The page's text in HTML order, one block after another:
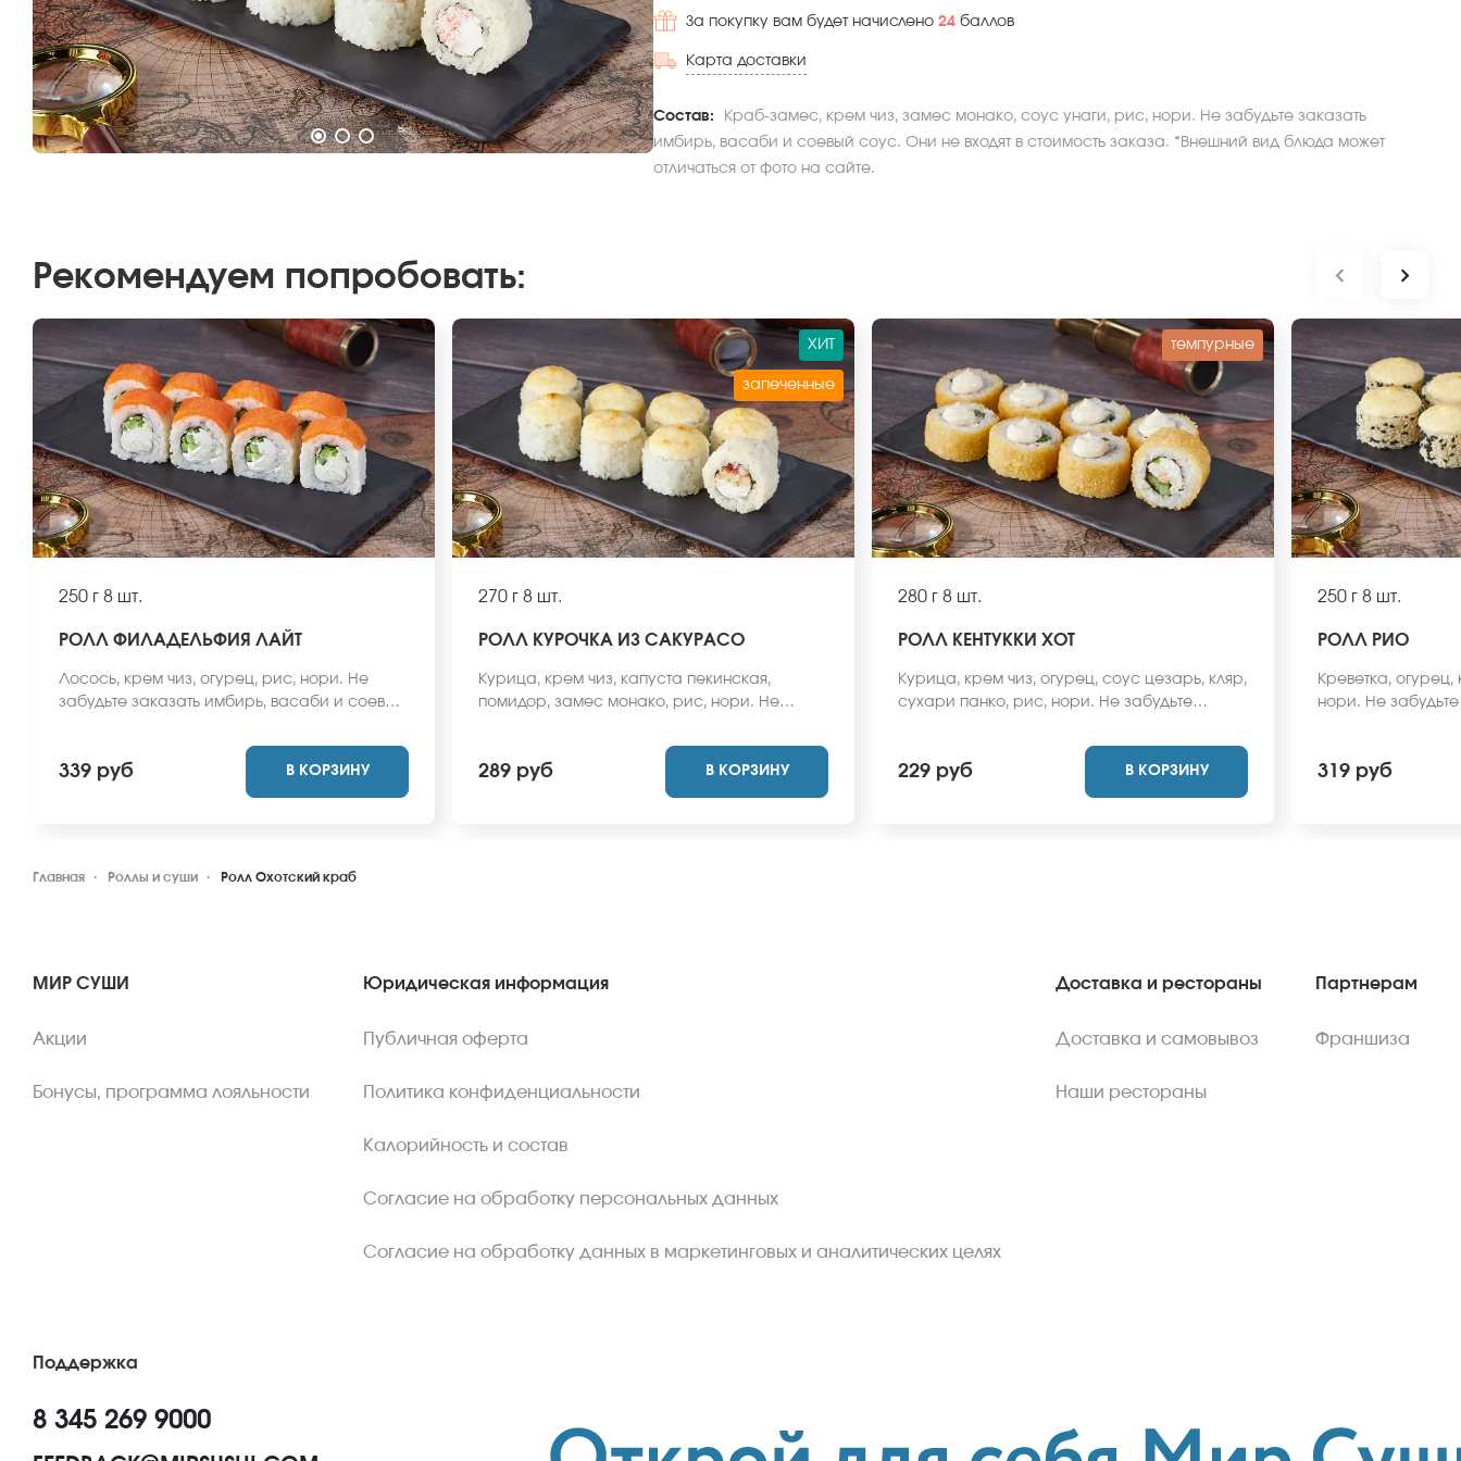
За покупку вам будет начислено 24 баллов
Карта доставки
Состав:
Краб-замес, крем чиз, замес монако, соус унаги, рис, нори. Не забудьте заказать
имбирь, васаби и соевый соус. Они не входят в стоимость заказа. *Внешний вид блюда может
отличаться от фото на сайте.
Рекомендуем попробовать:
250 г 8 шт.
РОЛЛ ФИЛАДЕЛЬФИЯ ЛАЙТ
Лосось, крем чиз, огурец, рис, нори. Не
забудьте заказать имбирь, васаби и соевый
*Внешний вид блюда может отличаться от
фото на сайте.
339 руб В КОРЗИНУ
ХИТ
запеченные
270 г 8 шт.
РОЛЛ КУРОЧКА ИЗ САКУРАСО
Курица, крем чиз, капуста пекинская,
помидор, замес монако, рис, нори. Не
соус. Они не входят в стоимость заказа.
*Внешний вид блюда может отличаться от
289 руб В КОРЗИНУ
темпурные
280 г 8 шт.
РОЛЛ КЕНТУККИ ХОТ
Курица, крем чиз, огурец, соус цезарь, кляр,
сухари панко, рис, нори. Не забудьте
Они не входят в стоимость заказа. *Внешний
вид блюда может отличаться от фото на
229 руб В КОРЗИНУ
250 г 8 шт.
РОЛЛ РИО
Креветка,
нори. Не
отличаться от
319 руб
Главная Роллы и суши Ролл Охотский краб
МИР СУШИ
Акции
Бонусы, программа лояльности
Юридическая информация
Публичная оферта
Политика конфиденциальности
Калорийность и состав
Согласие на обработку персональных данных
Согласие на обработку данных в маркетинговых и аналитических целях
Доставка и рестораны
Доставка и самовывоз
Наши рестораны
Партнерам
Франшиза
Поддержка
8 345 269 9000